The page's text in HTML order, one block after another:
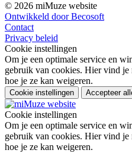
© 2026 miMuze website
Ontwikkeld door Becosoft
Contact
Privacy beleid
Cookie instellingen
Om je een optimale service en
gebruik van cookies. Hier vind je
hoe je ze kan weigeren.
Cookie instellingen Accepteer
Cookie instellingen
Om je een optimale service en
gebruik van cookies. Hier vind je
hoe je ze kan weigeren.